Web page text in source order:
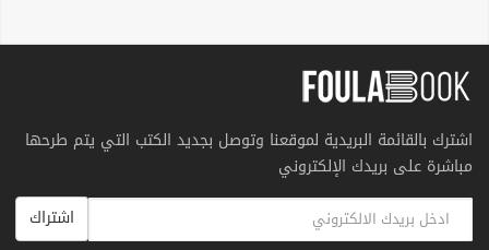
اشترك بالقائمة البريدية لموقعنا وتوصل بجديد الكتب التي يتم طرحها
مباشرة على بريدك الإلكتروني
اشتراك